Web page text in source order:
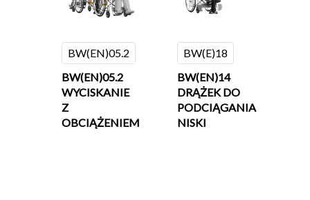
BW(EN)05.2
BW(EN)05.2
WYCISKANIE
Z
OBCIĄŻENIEM
BW(E)18
BW(EN)14
DRĄŻEK DO
PODCIĄGANIA
NISKI